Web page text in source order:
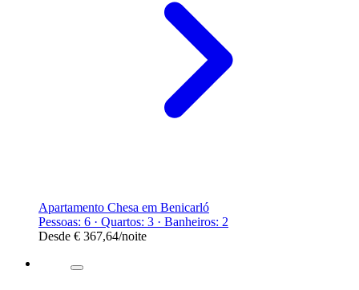
Apartamento Chesa em Benicarló
Pessoas: 6 · Quartos: 3 · Banheiros: 2
Desde € 367,64/noite